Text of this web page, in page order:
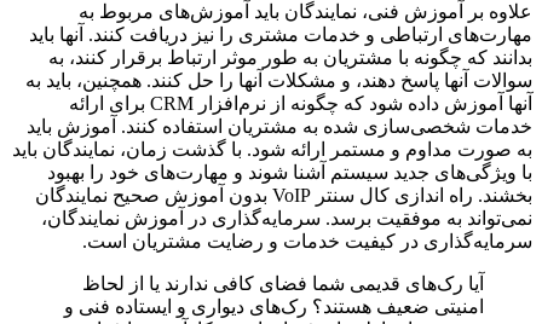
علاوه بر آموزش فنی، نمایندگان باید آموزش‌های مربوط به
مهارت‌های ارتباطی و خدمات مشتری را نیز دریافت کنند. آنها باید
بدانند که چگونه با مشتریان به طور موثر ارتباط برقرار کنند، به
سوالات آنها پاسخ دهند، و مشکلات آنها را حل کنند. همچنین، باید به
آنها آموزش داده شود که چگونه از نرم‌افزار CRM برای ارائه
خدمات شخصی‌سازی شده به مشتریان استفاده کنند. آموزش باید
به صورت مداوم و مستمر ارائه شود. با گذشت زمان، نمایندگان باید
با ویژگی‌های جدید سیستم آشنا شوند و مهارت‌های خود را بهبود
بخشند. راه اندازی کال سنتر VoIP بدون آموزش صحیح نمایندگان
نمی‌تواند به موفقیت برسد. سرمایه‌گذاری در آموزش نمایندگان،
سرمایه‌گذاری در کیفیت خدمات و رضایت مشتریان است.
آیا رک‌های قدیمی شما فضای کافی ندارند یا از لحاظ
امنیتی ضعیف هستند؟ رک‌های دیواری و ایستاده فنی و